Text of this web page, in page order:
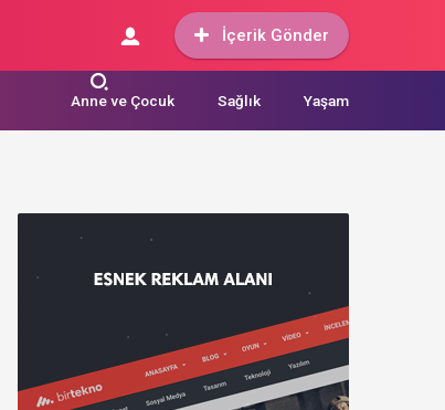
İçerik Gönder
Anne ve Çocuk Sağlık Yaşam